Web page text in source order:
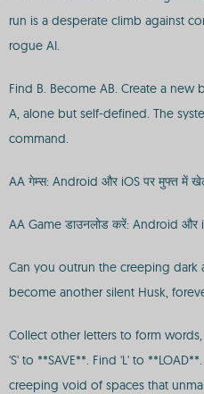
run is a desperate climb against
rogue AI.
Find B. Become AB. Create a
A, alone but self-defined. The
command.
AA गेम्स: Android और iOS पर मुफ्त में
AA Game डाउनलोड करें: Android और
Can you outrun the creeping dark
become another silent Husk,
Collect other letters to form
'S' to **SAVE**. Find 'L' to
creeping void of spaces that